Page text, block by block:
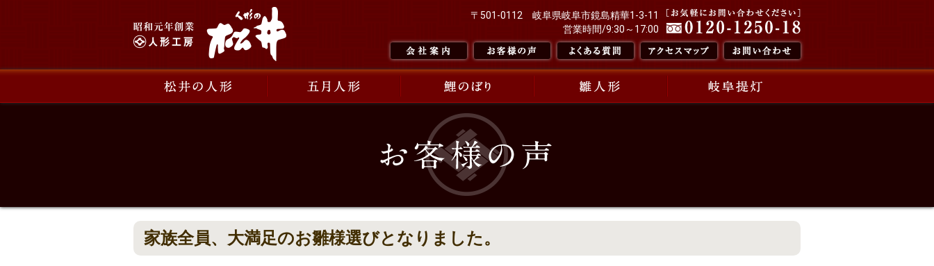
〒501-0112 岐阜県岐阜市鏡島精華1-3-11
営業時間/9:30～17:00
家族全員、大満足のお雛様選びとなりました。